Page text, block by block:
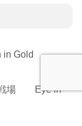
Gold
戦場 Eye in